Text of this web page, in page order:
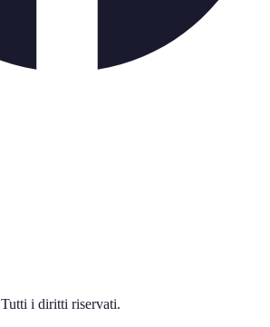
Tutti i diritti riservati.